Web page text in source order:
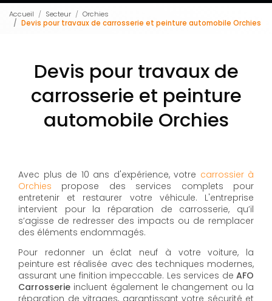
Accueil Secteur
Orchies
Devis pour travaux de carrosserie et peinture automobile Orchies
Devis pour travaux de
carrosserie et peinture
automobile Orchies
Avec plus de 10 ans d'expérience, votre carrossier à
Orchies propose des services complets pour
entretenir et restaurer votre véhicule. L'entreprise
intervient pour la réparation de carrosserie, qu’il
s’agisse de redresser des impacts ou de remplacer
des éléments endommagés.
Pour redonner un éclat neuf à votre voiture, la
peinture est réalisée avec des techniques modernes,
assurant une finition impeccable. Les services de AFO
Carrosserie incluent également le changement ou la
réparation de vitrages, garantissant votre sécurité et